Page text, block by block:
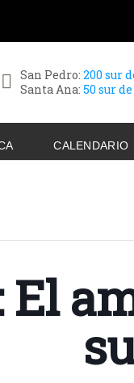
San Pedro: 200 sur
Santa Ana: 50 sur
CALENDARIO